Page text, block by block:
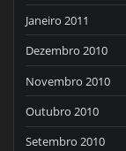
Janeiro 2011
Dezembro 2010
Novembro 2010
Outubro 2010
Setembro 2010